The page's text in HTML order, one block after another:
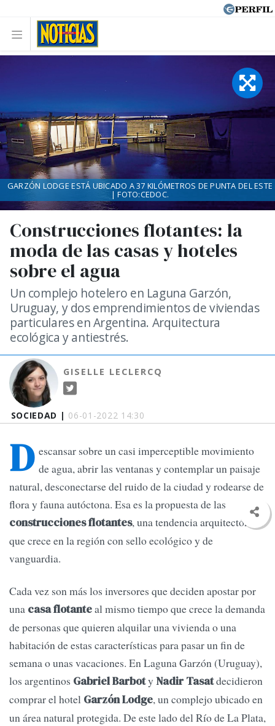
SOCIEDAD | 06-01-2022 14:30
Construcciones flotantes: la
moda de las casas y hoteles
sobre el agua
Un complejo hotelero en Laguna Garzón,
Uruguay, y dos emprendimientos de viviendas
particulares en Argentina. Arquitectura
ecológica y antiestrés.
GISELLE LECLERCQ
GARZÓN LODGE ESTÁ UBICADO A 37 KILÓMETROS DE PUNTA DEL ESTE
| FOTO:CEDOC.
D escansar sobre un casi imperceptible movimiento
de agua, abrir las ventanas y contemplar un paisaje
natural, desconectarse del ruido de la ciudad y rodearse de
flora y fauna autóctona. Esa es la propuesta de las
construcciones flotantes, una tendencia arquitectónica
que crece en la región con sello ecológico y de
vanguardia.
Cada vez son más los inversores que deciden apostar por
una casa flotanteal mismo tiempo que crece la demanda
de personas que quieren alquilar una vivienda o una
habitación de estas características para pasar un fin de
semana o unas vacaciones. En Laguna Garzón (Uruguay),
los argentinos Gabriel Barboty Nadir Tasatdecidieron
comprar el hotel Garzón Lodge, un complejo ubicado en
un área natural protegida. De este lado del Río de La Plata,